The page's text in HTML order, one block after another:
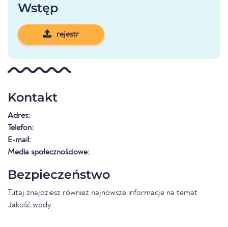
Wstęp
rejestr
Kontakt
Adres:
Telefon:
E-mail:
Media społecznościowe:
Bezpieczeństwo
Tutaj znajdziesz również najnowsze informacje na temat
Jakość wody.